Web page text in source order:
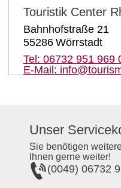
Touristik Center
Bahnhofstraße 21
55286 Wörrstadt
Tel: 06732 951 969
E-Mail:
Unser
Sie benötigen
Ihnen gerne weiter!
(0049) 06732